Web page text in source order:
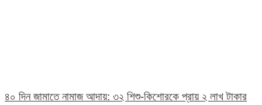
৪০ দিন জামাতে নামাজ আদায়: ৩২ শিশু-কিশোরকে প্রায় ২ লাখ টাকার